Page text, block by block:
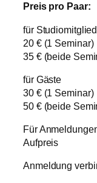
Preis pro Paar:
für
20 € (1 Seminar)
35 € (beide
für Gäste
30 € (1 Seminar)
50 € (beide
Für
Aufpreis
Anmeldung